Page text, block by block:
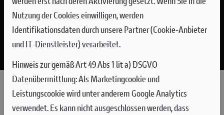
DUCATI MOBILITÄTS-GARANTIE
Nutzung der Cookies einwilligen, werden
Identifikationsdaten durch unsere Partner (Cookie-Anbieter
und IT-Dienstleister) verarbeitet.
Hinweis zur gemäß Art 49 Abs 1 lit a) DSGVO
Datenübermittlung:Als Marketingcookie und
Leistungscookie wird unter anderem Google Analytics
verwendet. Es kann nicht ausgeschlossen werden, dass